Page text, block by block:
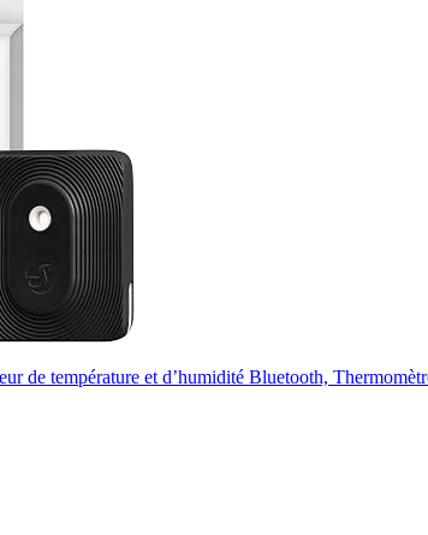
de température et d’humidité Bluetooth,